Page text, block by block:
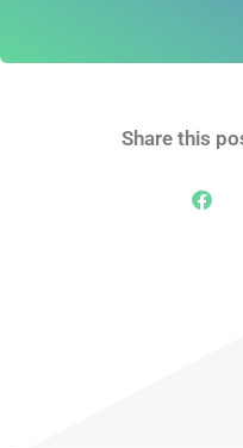
Share this